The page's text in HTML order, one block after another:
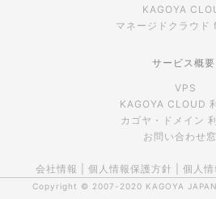
KAGOYA
マネージドクラウド
サービス概要
VPS
KAGOYA CLOUD
カゴヤ・ドメイン
お問い合わせ
会社情報 個人情報保護方針 個人
Copyright © 2007-2020 KAGOYA